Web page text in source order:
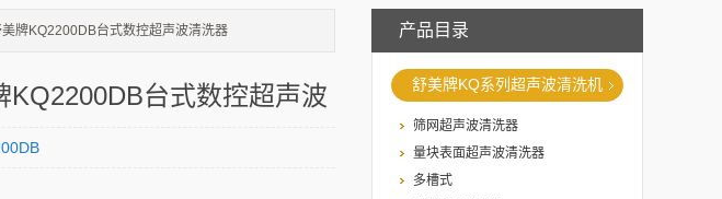
产品目录
舒美牌KQ系列超声波清洗机
筛网超声波清洗器
量块表面超声波清洗器
多槽式
牌KQ2200DB台式数控超声波清洗器
KQ2200DB台式数控超声波